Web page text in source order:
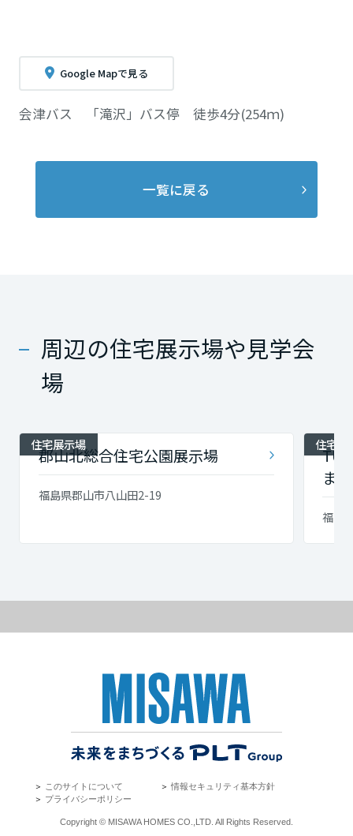
Google Mapで見る
会津バス 「滝沢」バス停 徒歩4分(254ｍ)
一覧に戻る
周辺の住宅展示場や見学会
場
住宅展示場
郡山北総合住宅公園展示場
福島県郡山市八山田2-19
住宅展
ま
福島
＞ このサイトについて ＞情報セキュリティ基本方針
＞ プライバシーポリシー
Copyright © MISAWA HOMES CO.,LTD. All Rights Reserved.